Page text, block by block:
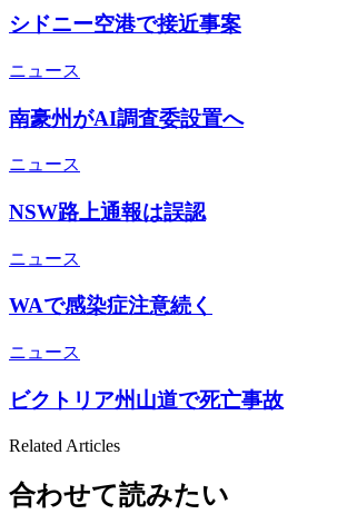
シドニー空港で接近事案
ニュース
南豪州がAI調査委設置へ
ニュース
NSW路上通報は誤認
ニュース
WAで感染症注意続く
ニュース
ビクトリア州山道で死亡事故
Related Articles
合わせて読みたい